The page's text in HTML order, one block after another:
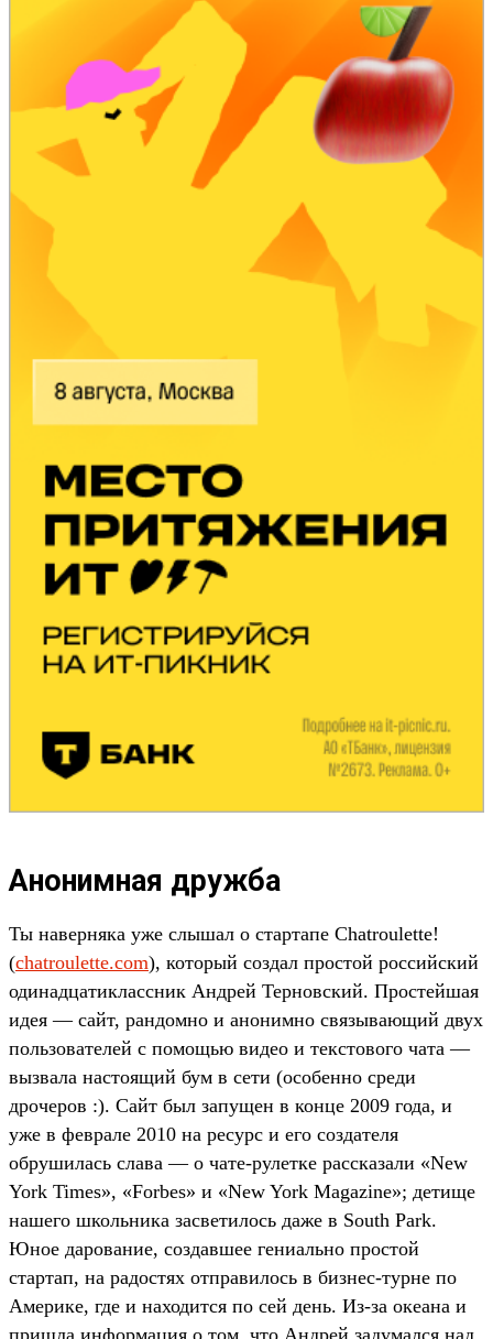
Анонимная дружба
Ты наверняка уже слышал о стартапе Chatroulette!
(chatroulette.com), который создал простой российский
одинадцатиклассник Андрей Терновский. Простейшая
идея — сайт, рандомно и анонимно связывающий двух
пользователей с помощью видео и текстового чата —
вызвала настоящий бум в сети (особенно среди
дрочеров :). Сайт был запущен в конце 2009 года, и
уже в феврале 2010 на ресурс и его создателя
обрушилась слава — о чате-рулетке рассказали «New
York Times», «Forbes» и «New York Magazine»; детище
нашего школьника засветилось даже в South Park.
Юное дарование, создавшее гениально простой
стартап, на радостях отправилось в бизнес-турне по
Америке, где и находится по сей день. Из-за океана и